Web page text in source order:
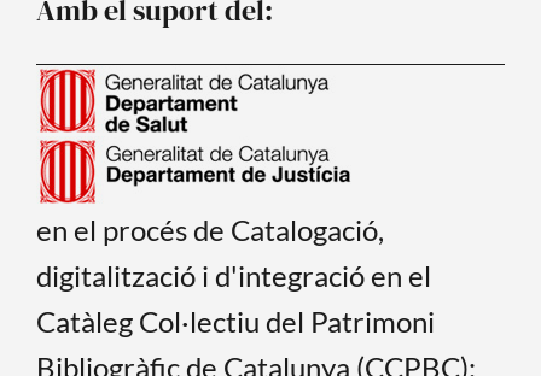
k
Amb el suport del:
en el procés de Catalogació,
digitalització i d'integració en el
Catàleg Col·lectiu del Patrimoni
Bibliogràfic de Catalunya (CCPBC):